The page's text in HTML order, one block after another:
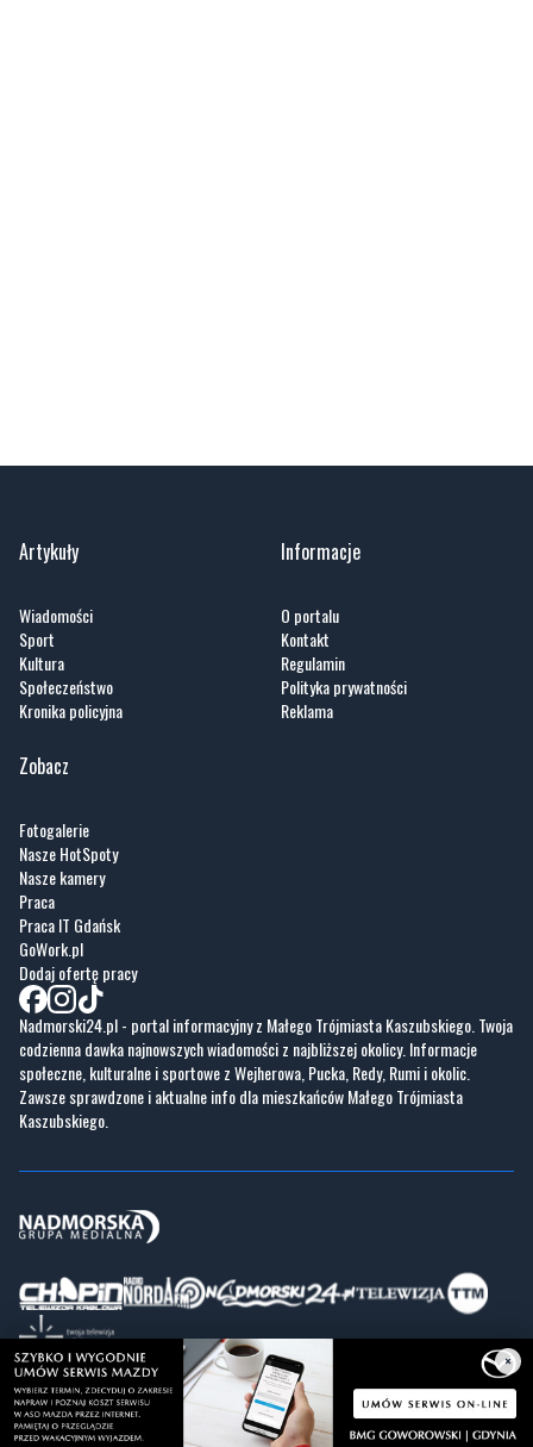
Artykuły
Wiadomości
Sport
Kultura
Społeczeństwo
Kronika policyjna
Informacje
O portalu
Kontakt
Regulamin
Polityka prywatności
Reklama
Zobacz
Fotogalerie
Nasze HotSpoty
Nasze kamery
Praca
Praca IT Gdańsk
GoWork.pl
Dodaj ofertę pracy
Nadmorski24.pl - portal informacyjny z Małego Trójmiasta Kaszubskiego. Twoja
codzienna dawka najnowszych wiadomości z najbliższej okolicy. Informacje
społeczne, kulturalne i sportowe z Wejherowa, Pucka, Redy, Rumi i okolic.
Zawsze sprawdzone i aktualne info dla mieszkańców Małego Trójmiasta
Kaszubskiego.
Copyrights © Nadmorski24.pl 2026 r.
Projekt i wykonaniePixlab.pl
×